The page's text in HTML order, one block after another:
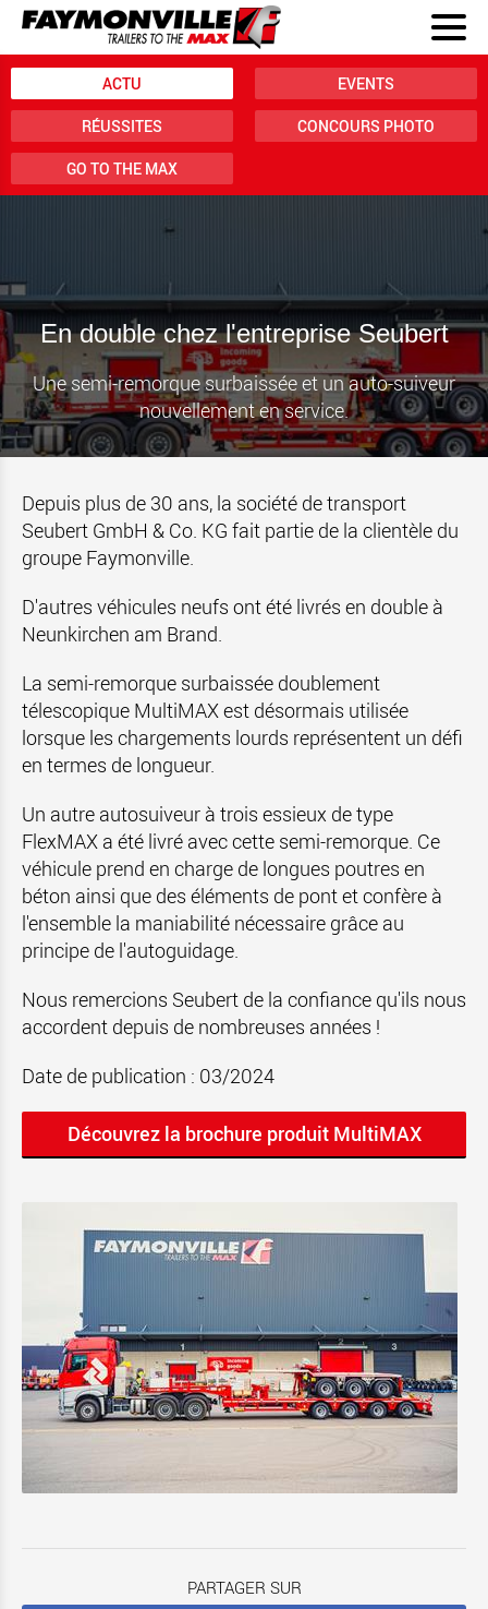
ACTU EVENTS
RÉUSSITES CONCOURS PHOTO
GO TO THE MAX
En double chez l'entreprise Seubert
Une semi-remorque surbaissée et un auto-suiveur
nouvellement en service.
Depuis plus de 30 ans, la société de transport
Seubert GmbH & Co. KG fait partie de la clientèle du
groupe Faymonville.
D'autres véhicules neufs ont été livrés en double à
Neunkirchen am Brand.
La semi-remorque surbaissée doublement
télescopique MultiMAX est désormais utilisée
lorsque les chargements lourds représentent un défi
en termes de longueur.
Un autre autosuiveur à trois essieux de type
FlexMAX a été livré avec cette semi-remorque. Ce
véhicule prend en charge de longues poutres en
béton ainsi que des éléments de pont et confère à
l'ensemble la maniabilité nécessaire grâce au
principe de l'autoguidage.
Nous remercions Seubert de la confiance qu'ils nous
accordent depuis de nombreuses années !
Date de publication : 03/2024
Découvrez la brochure produit MultiMAX
PARTAGER SUR